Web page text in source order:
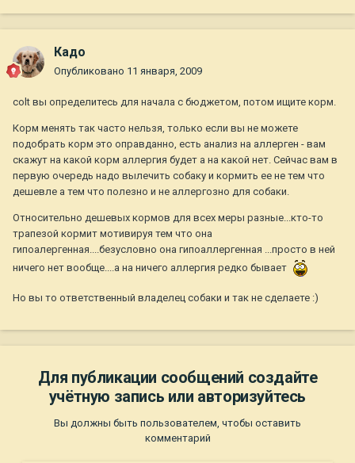
Кадо
Опубликовано 11 января, 2009
colt вы определитесь для начала с бюджетом, потом ищите корм.
Корм менять так часто нельзя, только если вы не можете
подобрать корм это оправданно, есть анализ на аллерген - вам
скажут на какой корм аллергия будет а на какой нет. Сейчас вам в
первую очередь надо вылечить собаку и кормить ее не тем что
дешевле а тем что полезно и не аллергозно для собаки.
Относительно дешевых кормов для всех меры разные...кто-то
трапезой кормит мотивируя тем что она
гипоалергенная....безусловно она гипоаллергенная ...просто в ней
ничего нет вообще....а на ничего аллергия редко бывает
Но вы то ответственный владелец собаки и так не сделаете :)
Для публикации сообщений создайте
учётную запись или авторизуйтесь
Вы должны быть пользователем, чтобы оставить
комментарий